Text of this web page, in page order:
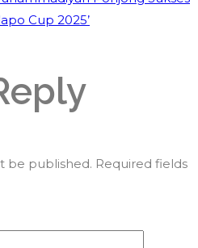
Cup 2025’
be published. Required fields